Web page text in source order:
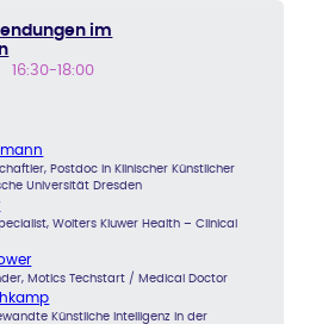
im
16:30-18:00
Postdoc in Klinischer Künstlicher
Universität Dresden
Wolters Kluwer Health – Clinical
Motics Techstart / Medical Doctor
Künstliche Intelligenz in der